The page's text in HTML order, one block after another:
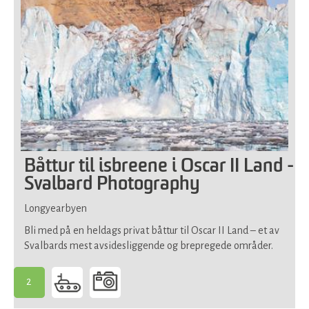
Båttur til isbreene i Oscar II Land -
Svalbard Photography
Longyearbyen
Bli med på en heldags privat båttur til Oscar II Land – et av
Svalbards mest avsidesliggende og brepregede områder.
2
-